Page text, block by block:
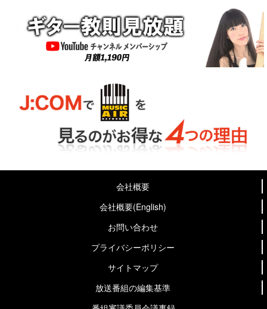
会社概要
会社概要(English)
お問い合わせ
プライバシーポリシー
サイトマップ
放送番組の編集基準